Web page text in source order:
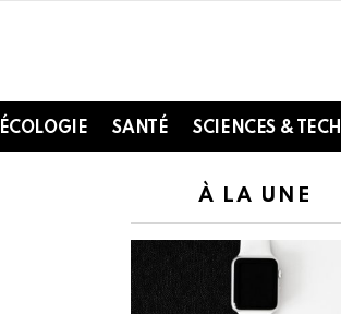
ÉCOLOGIE SANTÉ SCIENCES & TECH
À LA UNE